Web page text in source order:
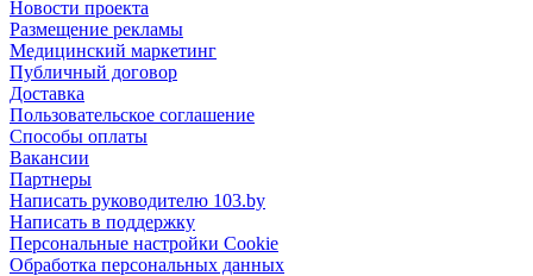
Новости проекта
Размещение рекламы
Медицинский маркетинг
Публичный договор
Доставка
Пользовательское соглашение
Способы оплаты
Вакансии
Партнеры
Написать руководителю 103.by
Написать в поддержку
Персональные настройки Cookie
Обработка персональных данных